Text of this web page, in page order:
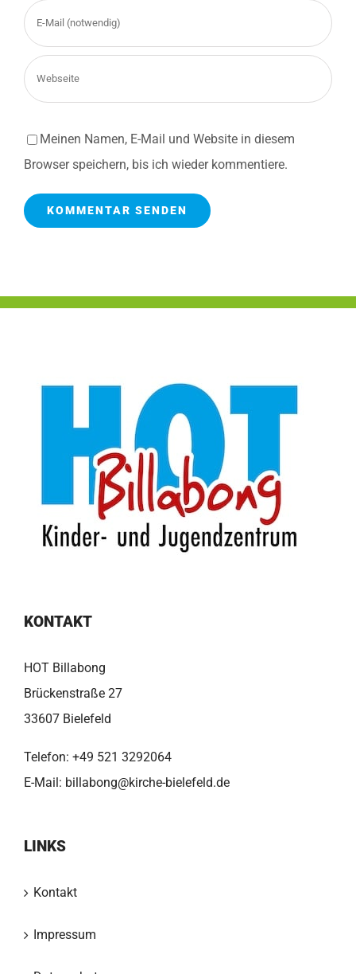
Meinen Namen, E-Mail und Website in diesem
Browser speichern, bis ich wieder kommentiere.
KONTAKT
HOT Billabong
Brückenstraße 27
33607 Bielefeld
Telefon: +49 521 3292064
E-Mail: billabong@kirche-bielefeld.de
LINKS
Kontakt
Impressum